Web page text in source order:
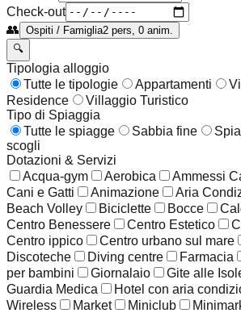
Check-out
👥 Ospiti / Famiglia2 pers, 0 anim.
🔍
Tipologia alloggio
Tutte le tipologie
Appartamenti
Residence
Villaggio Turistico
Tipo di Spiaggia
Tutte le spiagge
Sabbia fine
scogli
Dotazioni & Servizi
Acqua-gym
Aerobica Ammessi
Cani e Gatti
Animazione Aria
Beach Volley
Biciclette Bocce
Centro Benessere
Centro Estetico
Centro ippico
Centro urbano sul mare
Discoteche
Diving centre Farmacia
per bambini
Giornalaio
Gite alle
Guardia Medica
Hotel con aria
Wireless
Market Miniclub